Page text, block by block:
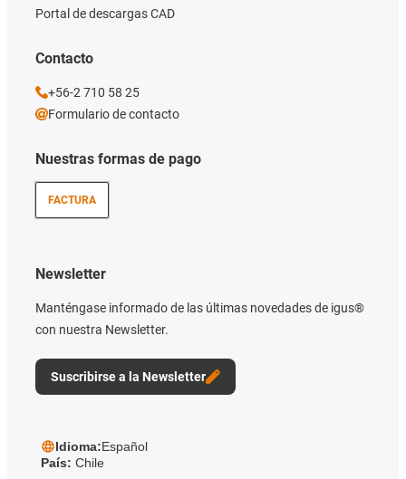
Nuestras formas de pago
FACTURA
Portal de descargas CAD
Newsletter
Manténgase informado de las últimas novedades de igus®
con nuestra Newsletter.
Suscribirse a la Newsletter
Contacto
+56-2 710 58 25
Formulario de contacto
Idioma:Español
País: Chile